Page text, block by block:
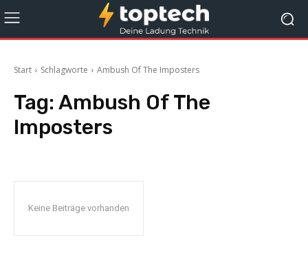
Start Schlagworte Ambush Of The Imposters
Tag: Ambush Of The
Imposters
Keine Beiträge vorhanden